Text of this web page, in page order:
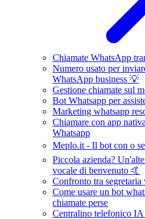
Chiamate WhatsApp
Numero usato per
WhatsApp business 💡
Gestione chiamate sul
Bot Whatsapp per
Marketing whatsapp
Chiamare con app
Whatsapp
Meplo.it - Il bot con o
Piccola azienda?
vocale di benvenuto 🤙
Confronto tra
Come usare un bot
chiamate perse
Centralino telefonico